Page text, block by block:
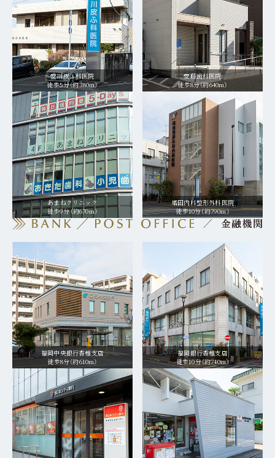
安川皮ふ科医院
徒歩5分（約380m）
安藤歯科医院
徒歩8分（約640m）
あまねクリニック
徒歩9分（約670m）
増田内科整形外科医院
徒歩10分（約790m）
福岡中央銀行香椎支店
徒歩8分（約610m）
福岡銀行香椎支店
徒歩10分（約740m）